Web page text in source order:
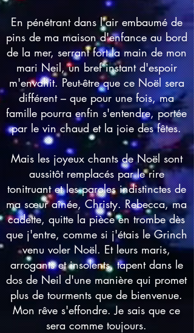
En pénétrant dans l'air embaumé de
pins de ma maison d'enfance au bord
de la mer, serrant fort la main de mon
mari Neil, un bref instant d'espoir
m'envahit. Peut-être que ce Noël sera
différent – que pour une fois, ma
famille pourra enfin s'entendre, portée
par le vin chaud et la joie des fêtes.
Mais les joyeux chants de Noël sont
aussitôt remplacés par le rire
tonitruant et les paroles indistinctes de
ma sœur aînée, Christy. Rebecca, ma
cadette, quitte la pièce en trombe dès
que j'entre, comme si j'étais le Grinch
venu voler Noël. Et leurs maris,
arrogants et insolents, tapent dans le
dos de Neil d'une manière qui promet
plus de tourments que de bienvenue.
Mon rêve s'effondre. Je sais que ce
sera comme toujours.